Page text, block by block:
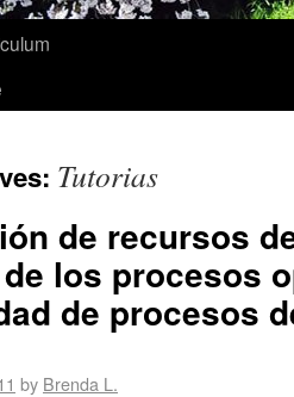
Tutorias
de recursos
los procesos
de procesos
by Brenda L.